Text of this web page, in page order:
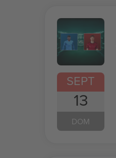
SEPT
13
DOM